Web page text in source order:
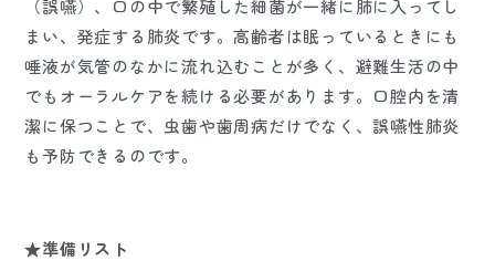
（誤嚥）、口の中で繁殖した細菌が一緒に肺に入ってし
まい、発症する肺炎です。高齢者は眠っているときにも
唾液が気管のなかに流れ込むことが多く、避難生活の中
でもオーラルケアを続ける必要があります。口腔内を清
潔に保つことで、虫歯や歯周病だけでなく、誤嚥性肺炎
も予防できるのです。
★準備リスト